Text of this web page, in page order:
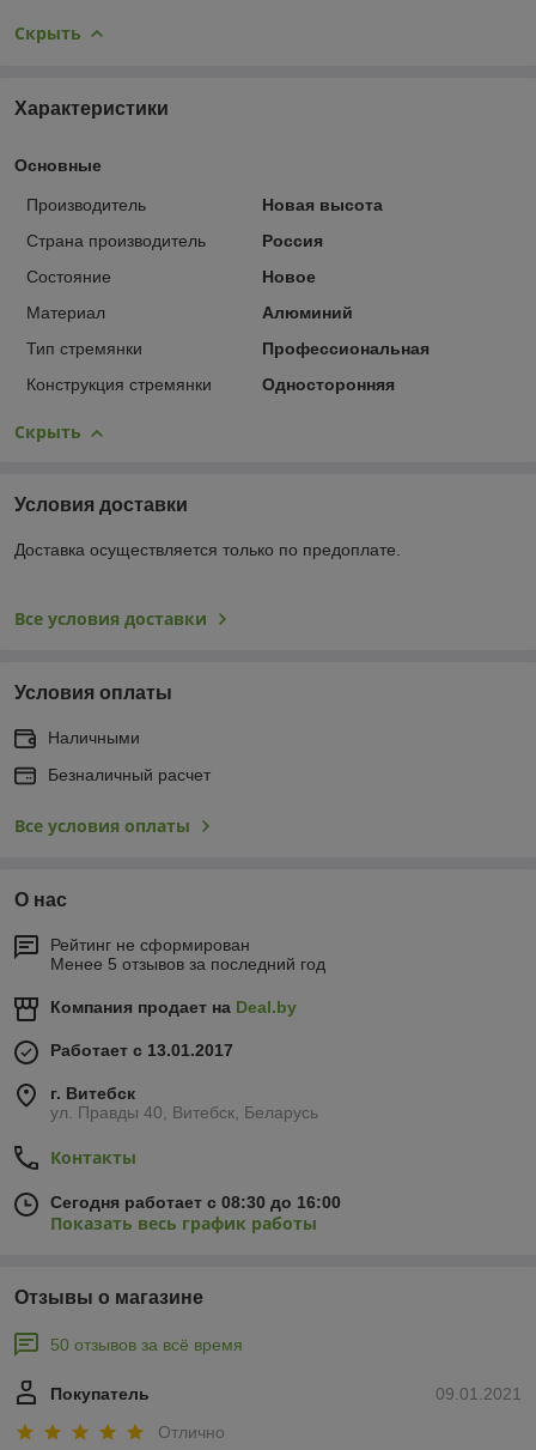
Скрыть
Характеристики
Основные
Производитель
Новая высота
Страна производитель
Россия
Состояние
Новое
Материал
Алюминий
Тип стремянки
Профессиональная
Конструкция стремянки
Односторонняя
Скрыть
Условия доставки
Доставка осуществляется только по предоплате.
Все условия доставки
Условия оплаты
Наличными
Безналичный расчет
Все условия оплаты
О нас
Рейтинг не сформирован
Менее 5 отзывов за последний год
Компания продает на Deal.by
Работает с 13.01.2017
г. Витебск
ул. Правды 40, Витебск, Беларусь
Контакты
Сегодня работает с 08:30 до 16:00
Показать весь график работы
Отзывы о магазине
50 отзывов за всё время
09.01.2021
Покупатель
Отлично